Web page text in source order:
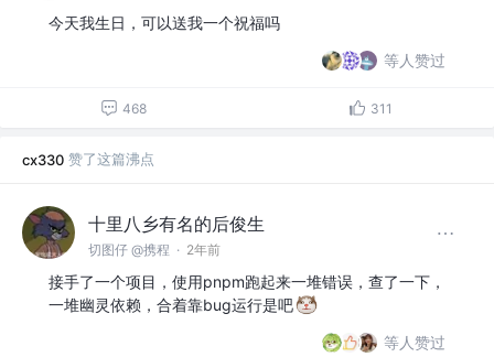
今天我生日，可以送我一个祝福吗
等人赞过
468 311
cx330 赞了这篇沸点
十里八乡有名的后俊生
切图仔 @携程 · 2年前
接手了一个项目，使用pnpm跑起来一堆错误，查了一下，
一堆幽灵依赖，合着靠bug运行是吧
等人赞过